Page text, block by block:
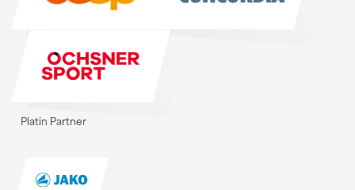
Platin Partner